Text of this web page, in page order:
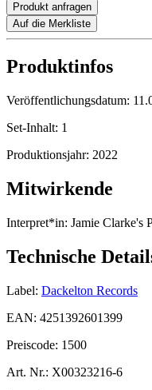
Produkt anfragen
Auf die Merkliste
Produktinfos
Veröffentlichungsdatum:
Set-Inhalt: 1
Produktionsjahr: 2022
Mitwirkende
Interpret*in: Jamie Clarke's
Technische
Label: Dackelton Records
EAN: 4251392601399
Preiscode: 1500
Art. Nr.: X00323216-6